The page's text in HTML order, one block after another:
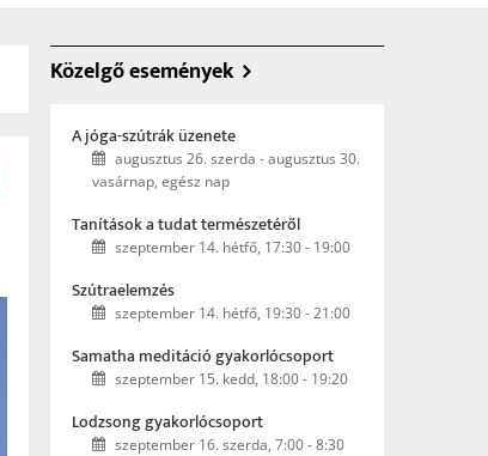
Közelgő események
A jóga-szútrák üzenete
augusztus 26. szerda -augusztus 30.
vasárnap, egész nap
Tanítások a tudat természetéről
szeptember 14. hétfő, 17:30- 19:00
Szútraelemzés
szeptember 14. hétfő, 19:30-21:00
Samatha meditáció gyakorlócsoport
szeptember 15. kedd, 18:00- 19:20
Lodzsong gyakorlócsoport
szeptember 16. szerda, 7:00-8:30